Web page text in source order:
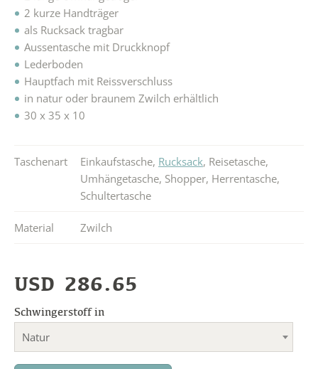
2 kurze Handträger
als Rucksack tragbar
Aussentasche mit Druckknopf
Lederboden
Hauptfach mit Reissverschluss
in natur oder braunem Zwilch erhältlich
30 x 35 x 10
Taschenart Einkaufstasche, Rucksack, Reisetasche,
Umhängetasche, Shopper, Herrentasche,
Schultertasche
Material Zwilch
USD 286.65
Schwingerstoff in
Natur